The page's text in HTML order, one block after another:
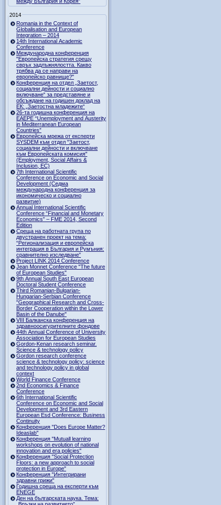
2014
Romania in the Context of
Globalisation and European
Integration – 2014
14th International Academic
Conference
Международна конференция
"Европейска стратегия срещу
свръх задлъжнялостта. Какво
трябва да се направи на
европейско равнище?"
Конференция на отдел „Заетост,
социални дейности и социално
включване“ за представяне и
обсъждане на годишен доклад на
ЕК: „Заетостна младежите“
26-та годишна конференция на
EAEPE “Unemployment and Austerity
in Mediterranean European
Countries”
Eвропейска мрежа от експерти
SYSDEM към отдел "Заетост,
социални дейности и включване
към Европейската комисия"
(Employment, Social Affairs &
Inclusion, ЕС)
7th International Scientific
Conference on Economic and Social
Development (Седма
международна конференция за
икономическо и социално
развитие)
Annual International Scientific
Conference “Financial and Monetary
Economics” – FME 2014, Second
Edition
Среща на работната група по
двустранен проект на тема:
“Регионализация и европейска
интеграция в България и Румъния:
сравнително изследване”
Project LINK 2014 Conference
Jean Monnet Conference "The future
of European Studies"
9th Annual South East European
Doctoral Student Conference
Third Romanian-Bulgarian-
Hungarian-Serbian Conference
"Geographical Research and Cross-
Border Cooperation within the Lower
Basin of the Danube"
VIII Балканска конференция на
здравноосигурителните фондове
44th Annual Conference of University
Association for European Studies
Gordon-Kenan research seminar.
Science & technology policy
Gordon research сonference
science & technology policy: science
and technology policy in global
context
World Finance Conference
2nd Economics & Finance
Conference
6th International Scientific
Conference оn Economic and Social
Development and 3rd Eastern
European Esd Conference: Business
Continuity
Конференция "Does Europe Matter?
Ideaslab"
Конференция "Mutuall learning
workshops on evolution of national
innovation and era policies"
Конференция "Social Protection
Floors: a new approach to social
protection in Europe"
Конференция "Интегрирани
здравни грижи"
Годишна среща на експерти към
ENEGE
Ден на българската наука. Тема: